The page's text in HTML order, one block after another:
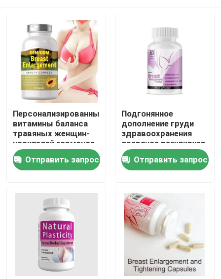
Дом
Продукты
видео
О нас
Путешествие фабрики
Проверка качества
Персонализированные
витамины баланса
травяных женщин-
носителей гормонов
Отправить запрос
Подгонянное
дополнение груди
здравоохранения
травяное регулирует
инкреторные
планшеты для дамы
Отправить запрос